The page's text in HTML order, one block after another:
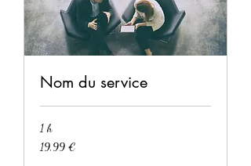
Nom du service
1 h
19,99
euros
19,99 €